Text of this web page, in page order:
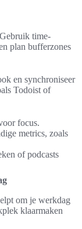
time-
plan bufferzones
en synchroniseer
Todoist of
focus.
metrics, zoals
of podcasts
om je werkdag
klaarmaken